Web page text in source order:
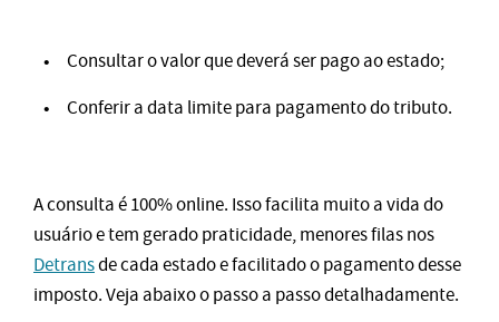
Consultar o valor que deverá ser pago ao estado;
Conferir a data limite para pagamento do tributo.
A consulta é 100% online. Isso facilita muito a vida do
usuário e tem gerado praticidade, menores filas nos
Detransde cada estado e facilitado o pagamento desse
imposto. Veja abaixo o passo a passo detalhadamente.